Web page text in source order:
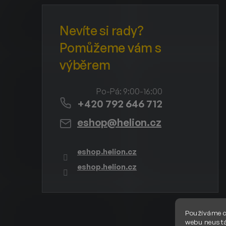
Používáme
webu
eshop@helion.cz
+420 792 646 712
eshop.helion.cz
eshop.helion.cz